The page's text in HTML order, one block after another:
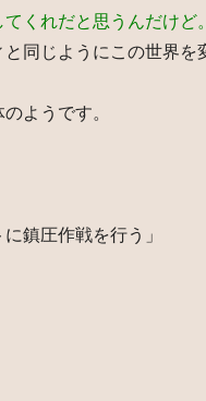
くれだと思うんだけど。
同じようにこの世界
ようです。
鎮圧作戦を行う」